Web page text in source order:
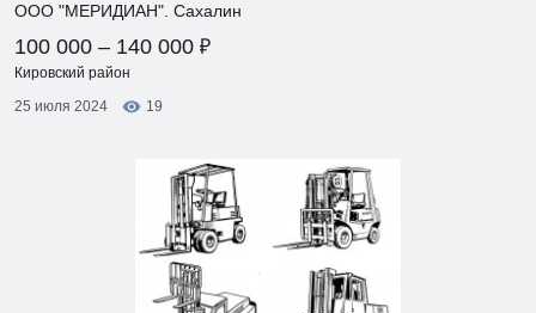
ООО "МЕРИДИАН". Сахалин
100 000 – 140 000 ₽
Кировский район
25 июля 2024
19